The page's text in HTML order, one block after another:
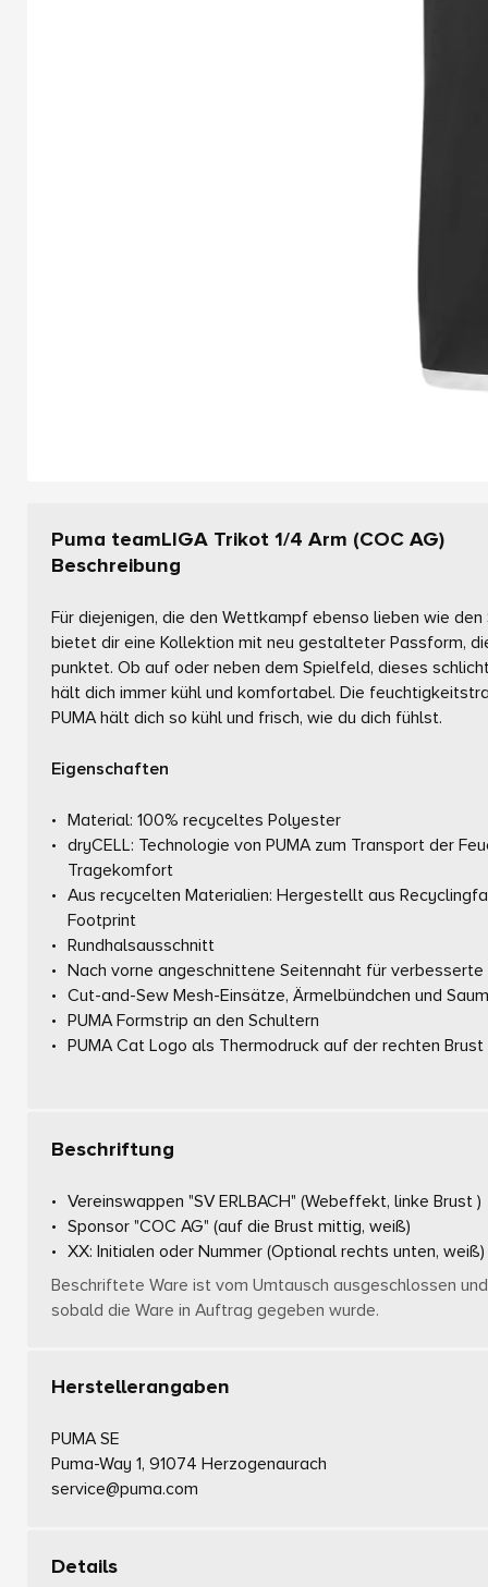
Puma teamLIGA Trikot 1/4 Arm (COC AG)
Beschreibung
Für diejenigen, die den Wettkampf ebenso lieben wie
bietet dir eine Kollektion mit neu gestalteter Passform,
punktet. Ob auf oder neben dem Spielfeld, dieses
hält dich immer kühl und komfortabel. Die
PUMA hält dich so kühl und frisch, wie du dich fühlst.
Eigenschaften
Material: 100% recyceltes Polyester
dryCELL: Technologie von PUMA zum Transport der
Tragekomfort
Aus recycelten Materialien: Hergestellt aus
Footprint
Rundhalsausschnitt
Nach vorne angeschnittene Seitennaht für verbesserte
Cut-and-Sew Mesh-Einsätze, Ärmelbündchen und
PUMA Formstrip an den Schultern
PUMA Cat Logo als Thermodruck auf der rechten Brust
Beschriftung
Vereinswappen "SV ERLBACH" (Webeffekt, linke Brust )
Sponsor "COC AG" (auf die Brust mittig, weiß)
XX: Initialen oder Nummer (Optional rechts unten, weiß)
Beschriftete Ware ist vom Umtausch ausgeschlossen
sobald die Ware in Auftrag gegeben wurde.
Herstellerangaben
PUMA SE
Puma-Way 1, 91074 Herzogenaurach
service@puma.com
Details